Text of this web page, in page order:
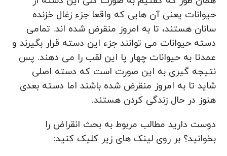
حیوانات یعنی آن هایی که واقعا جزء زغال خزنده
سانان هستند، تا به امروز منقرض شده اند. تمامی
دسته حیوانات می توانند جزء این دسته قرار بگیرند و
عمدتا به حیوانات چهار پا این لقب را می دهند. پس
نتیجه گیری به این صورت است که دسته اصلی
شاید تا به امروز منقرض شده باشند اما دسته بعدی
هنوز در حال زندگی کردن هستند.
دوست دارید مطالب مربوط به بحث انقراض را
بخوانید؟ بر روی لینک های زیر کلیک کنید: